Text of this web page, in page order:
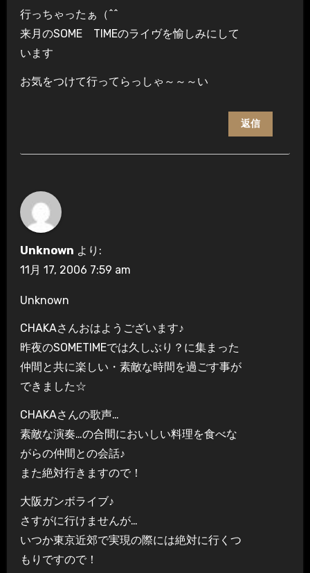
行っちゃったぁ（^^ゞ
来月のSOME TIMEのライヴを愉しみにして
います
お気をつけて行ってらっしゃ～～～い
返信
Unknown より:
11月 17, 2006 7:59 am
Unknown
CHAKAさんおはようございます♪
昨夜のSOMETIMEでは久しぶり？に集まった
仲間と共に楽しい・素敵な時間を過ごす事が
できました☆
CHAKAさんの歌声…
素敵な演奏…の合間においしい料理を食べな
がらの仲間との会話♪
また絶対行きますので！
大阪ガンボライブ♪
さすがに行けませんが…
いつか東京近郊で実現の際には絶対に行くつ
もりですので！